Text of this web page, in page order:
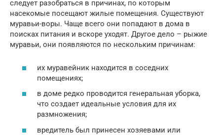
следует разобраться в причинах, по которым
насекомые посещают жилые помещения. Существуют
муравьи-воры. Чаще всего они попадают в дома в
поисках питания и вскоре уходят. Другое дело – рыжие
муравьи, они появляются по нескольким причинам:
их муравейник находится в соседних
помещениях;
в доме редко проводится генеральная уборка,
что создает идеальные условия для их
размножения;
вредитель был принесен хозяевами или